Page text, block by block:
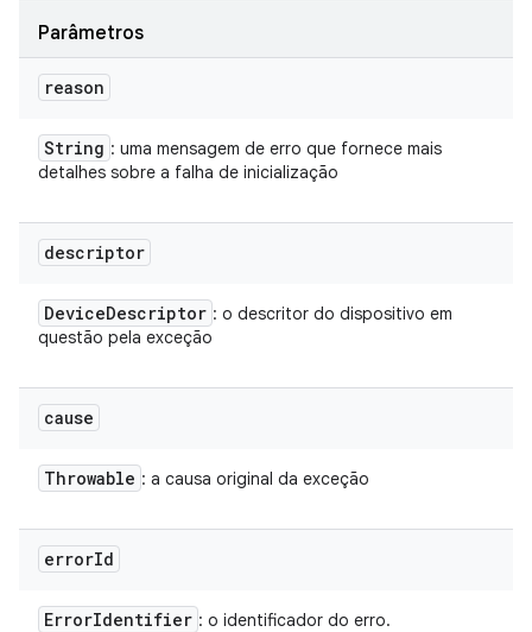
Parâmetros
reason
String : uma mensagem de erro que fornece mais
detalhes sobre a falha de inicialização
descriptor
DeviceDescriptor : o descritor do dispositivo em
questão pela exceção
cause
Throwable : a causa original da exceção
errorId
ErrorIdentifier : o identificador do erro.